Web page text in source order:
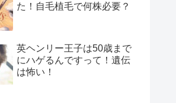
た！自毛植毛で何株必要？
英ヘンリー王子は50歳まで
にハゲるんですって！遺伝
は怖い！